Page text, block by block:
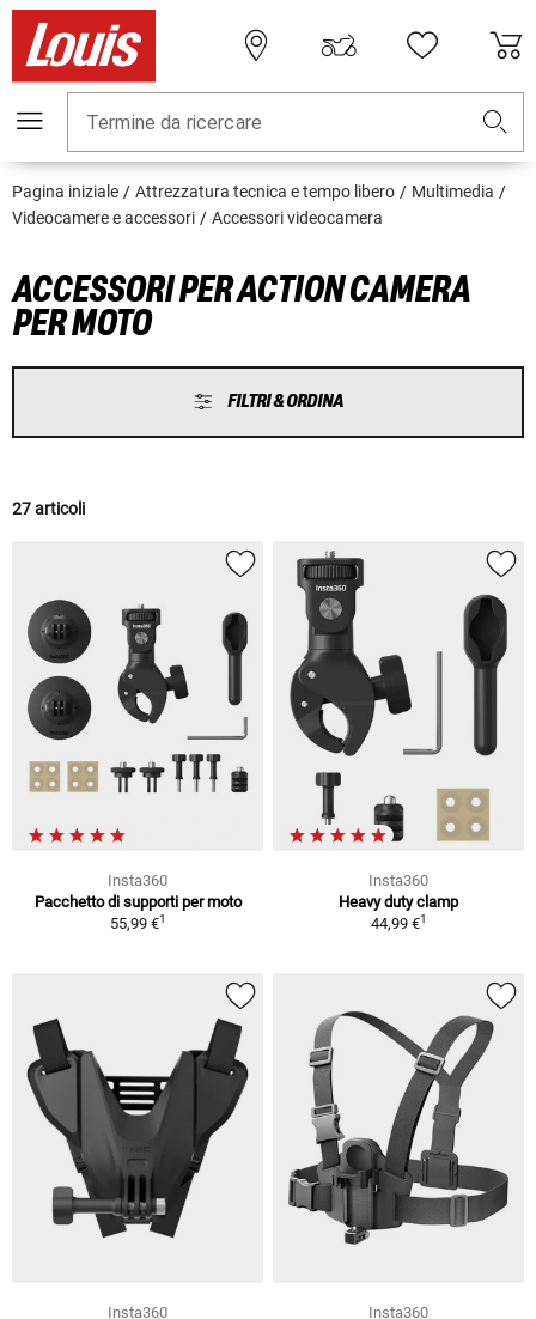
Termine da ricercare
Pagina iniziale Attrezzatura tecnica e tempo libero
Multimedia
Videocamere e accessori
Accessori videocamera
ACCESSORI PER ACTION CAMERA
PER MOTO
FILTRI & ORDINA
27 articoli
Insta360
Pacchetto di supporti per moto
55,99 €1
Insta360
Heavy duty clamp
44,99 €1
Insta360
Insta360